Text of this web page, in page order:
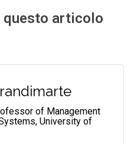
questo articolo
of Management
University of